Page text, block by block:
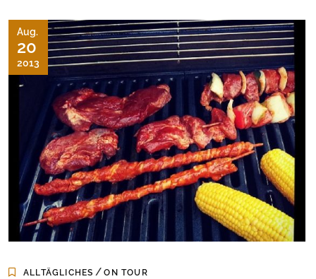
Aug.
20
2013
ALLTÄGLICHES /ON TOUR